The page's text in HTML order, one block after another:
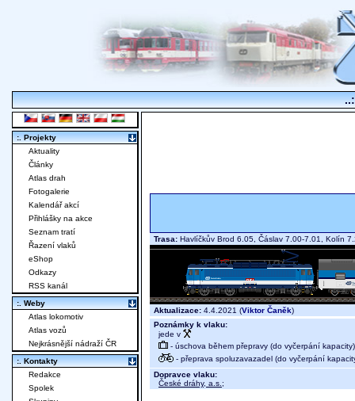
Trasa: Havlíčkův Brod 6.05, Čáslav 7.00-7.01, Kolín
Aktualizace: 4.4.2021 (Viktor Čaněk)
Poznámky k vlaku:
jede v
- úschova během přepravy (do vyčerpání kapacity)
- přeprava spoluzavazadel (do vyčerpání
Dopravce vlaku:
České dráhy, a.s. ;
:. Projekty
Aktuality
Články
Atlas drah
Fotogalerie
Kalendář akcí
Přihlášky na akce
Seznam tratí
Řazení vlaků
eShop
Odkazy
RSS kanál
:. Weby
Atlas lokomotiv
Atlas vozů
Nejkrásnější nádraží ČR
:. Kontakty
Redakce
Spolek